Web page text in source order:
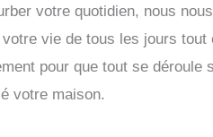
votre quotidien, nous
vie de tous les jours
pour que tout se
votre maison.